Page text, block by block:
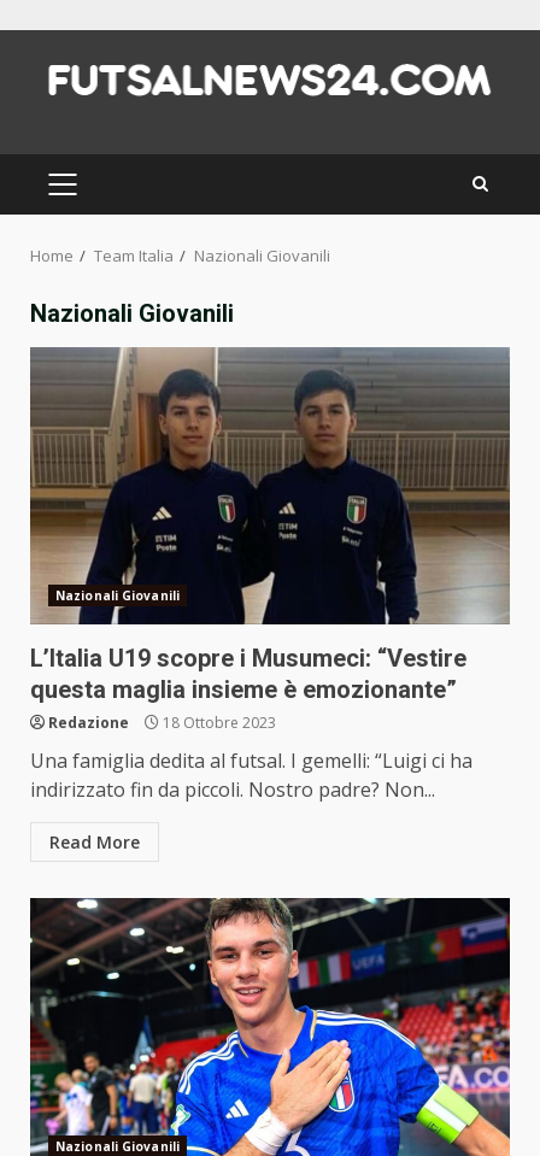
content
PRIMARY
MENU
Home Team Italia Nazionali Giovanili
Nazionali Giovanili
Nazionali Giovanili
L’Italia U19 scopre i Musumeci: “Vestire
questa maglia insieme è emozionante”
Redazione 18 Ottobre 2023
Una famiglia dedita al futsal. I gemelli: “Luigi ci ha
indirizzato fin da piccoli. Nostro padre? Non...
Read More
Nazionali Giovanili